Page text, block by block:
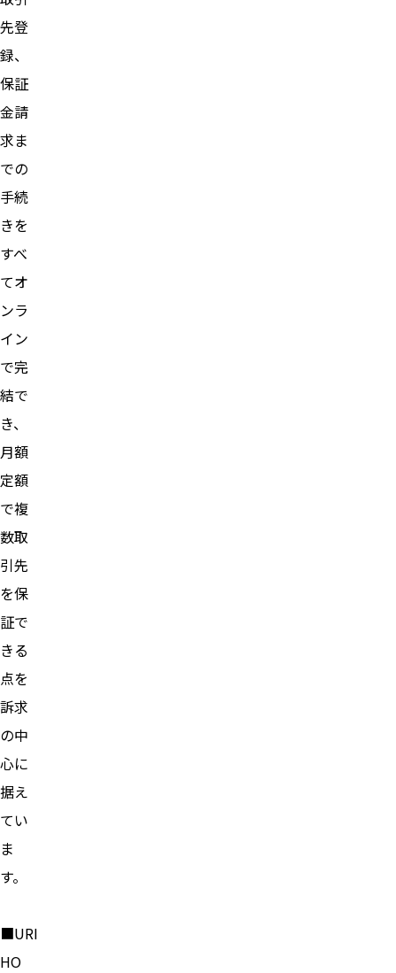
先登
録、
保証
金請
求ま
での
手続
きを
すべ
てオ
ンラ
イン
で完
結で
き、
月額
定額
で複
数取
引先
を保
証で
きる
点を
訴求
の中
心に
据え
てい
ま
す。
■URI
HO